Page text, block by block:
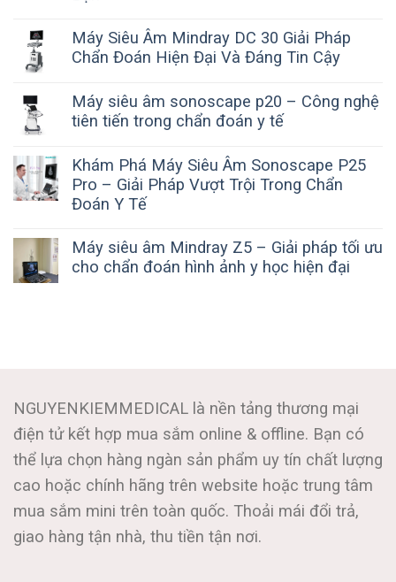
Máy Siêu Âm Mindray DC 30 Giải Pháp
Chẩn Đoán Hiện Đại Và Đáng Tin Cậy
Máy siêu âm sonoscape p20 – Công nghệ
tiên tiến trong chẩn đoán y tế
Khám Phá Máy Siêu Âm Sonoscape P25
Pro – Giải Pháp Vượt Trội Trong Chẩn
Đoán Y Tế
Máy siêu âm Mindray Z5 – Giải pháp tối ưu
cho chẩn đoán hình ảnh y học hiện đại
NGUYENKIEMMEDICAL là nền tảng thương mại
điện tử kết hợp mua sắm online & offline. Bạn có
thể lựa chọn hàng ngàn sản phẩm uy tín chất lượng
cao hoặc chính hãng trên website hoặc trung tâm
mua sắm mini trên toàn quốc. Thoải mái đổi trả,
giao hàng tận nhà, thu tiền tận nơi.